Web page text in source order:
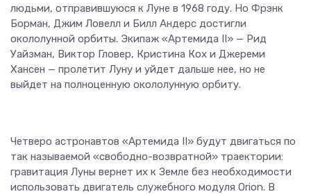
людьми, отправившуюся к Луне в 1968 году. Но Фрэнк
Борман, Джим Ловелл и Билл Андерс достигли
окололунной орбиты. Экипаж «Артемида II» — Рид
Уайзман, Виктор Гловер, Кристина Кох и Джереми
Хансен — пролетит Луну и уйдет дальше нее, но не
выйдет на полноценную окололунную орбиту.
Четверо астронавтов «Артемида II» будут двигаться по
так называемой «свободно-возвратной» траектории:
гравитация Луны вернет их к Земле без необходимости
использовать двигатель служебного модуля Orion. В